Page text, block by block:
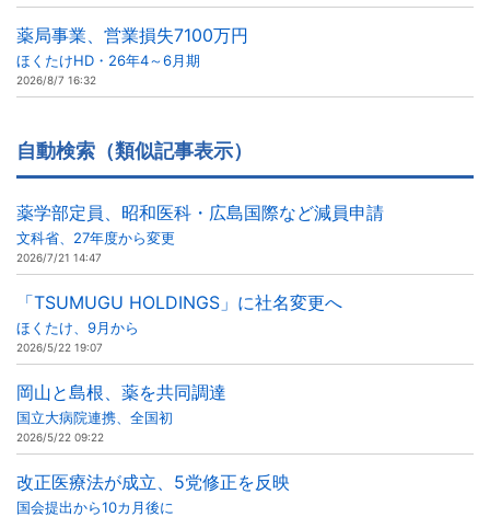
薬局事業、営業損失7100万円
ほくたけHD・26年4～6月期
2026/8/7 16:32
自動検索（類似記事表示）
薬学部定員、昭和医科・広島国際など減員申請
文科省、27年度から変更
2026/7/21 14:47
「TSUMUGU HOLDINGS」に社名変更へ
ほくたけ、9月から
2026/5/22 19:07
岡山と島根、薬を共同調達
国立大病院連携、全国初
2026/5/22 09:22
改正医療法が成立、5党修正を反映
国会提出から10カ月後に